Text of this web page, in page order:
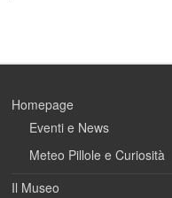
Homepage
Eventi e News
Meteo Pillole e Curiosità
Il Museo